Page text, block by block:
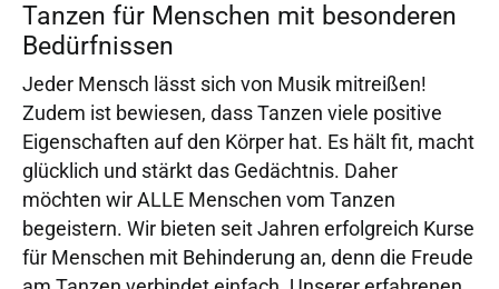
Tanzen für Menschen mit besonderen
Bedürfnissen
Jeder Mensch lässt sich von Musik mitreißen!
Zudem ist bewiesen, dass Tanzen viele positive
Eigenschaften auf den Körper hat. Es hält fit, macht
glücklich und stärkt das Gedächtnis. Daher
möchten wir ALLE Menschen vom Tanzen
begeistern. Wir bieten seit Jahren erfolgreich Kurse
für Menschen mit Behinderung an, denn die Freude